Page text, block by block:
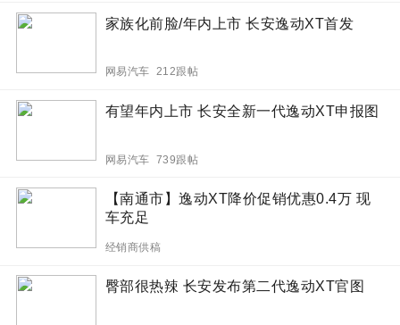
家族化前脸/年内上市 长安逸动XT首发
网易汽车 212跟帖
有望年内上市 长安全新一代逸动XT申报图
网易汽车 739跟帖
【南通市】逸动XT降价促销优惠0.4万 现
车充足
经销商供稿
臀部很热辣 长安发布第二代逸动XT官图